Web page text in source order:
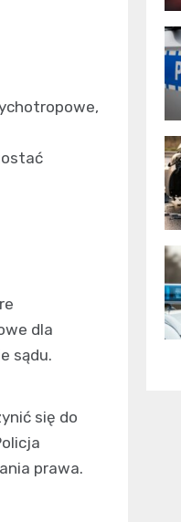
dla
sądu.
się do
prawa.